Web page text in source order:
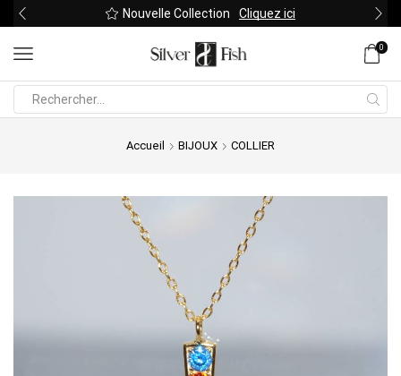
Nouvelle Collection Cliquez ici
0
Accueil BIJOUX COLLIER